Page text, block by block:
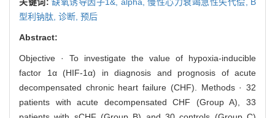
型利钠肽, 诊断, 预后
Abstract:
Objective · To investigate the value of hypoxia-inducible
factor 1α (HIF-1α) in diagnosis and prognosis of acute
decompensated chronic heart failure (CHF). Methods · 32
patients with acute decompensated CHF (Group A), 33